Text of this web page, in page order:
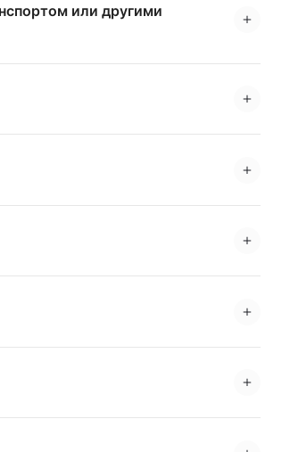
или другими